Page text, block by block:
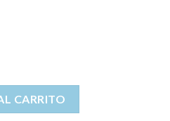
CARRITO